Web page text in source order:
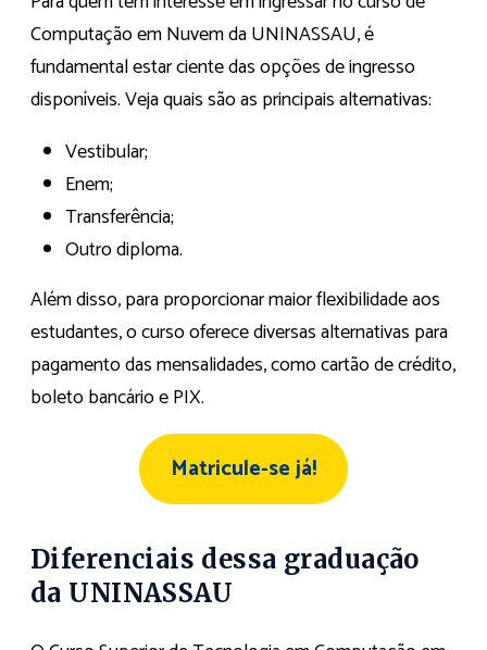
Computação em Nuvem da UNINASSAU, é
fundamental estar ciente das opções de ingresso
disponíveis. Veja quais são as principais alternativas:
Vestibular;
Enem;
Transferência;
Outro diploma.
Além disso, para proporcionar maior flexibilidade aos
estudantes, o curso oferece diversas alternativas para
pagamento das mensalidades, como cartão de crédito,
boleto bancário e PIX.
Matricule-se já!
Diferenciais dessa graduação
da UNINASSAU